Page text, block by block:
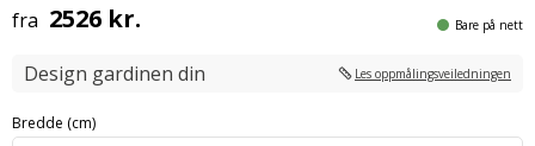
fra 2526 kr. Bare på nett
Design gardinen din Les oppmålingsveiledningen
Bredde (cm)